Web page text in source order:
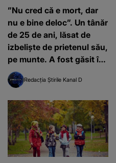
”Nu cred că e mort, dar
nu e bine deloc”. Un tânăr
de 25 de ani, lăsat de
izbeliște de prietenul său,
pe munte. A fost găsit în
stare gravă
Redacția Știrile Kanal D